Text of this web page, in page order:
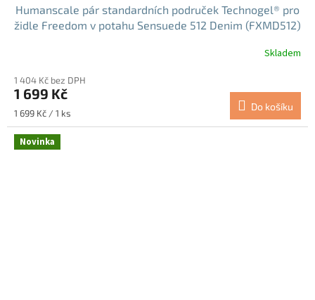
Humanscale pár standardních područek Technogel® pro
židle Freedom v potahu Sensuede 512 Denim (FXMD512)
Skladem
1 404 Kč bez DPH
1 699 Kč
Měrná
cena:
1 699 Kč / 1 ks
Do košíku
Novinka